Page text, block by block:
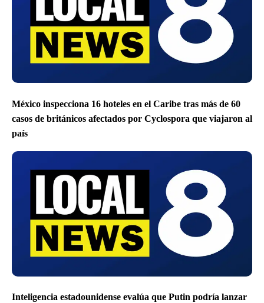
México inspecciona 16 hoteles en el Caribe tras más de 60
casos de británicos afectados por Cyclospora que viajaron al
país
Inteligencia estadounidense evalúa que Putin podría lanzar